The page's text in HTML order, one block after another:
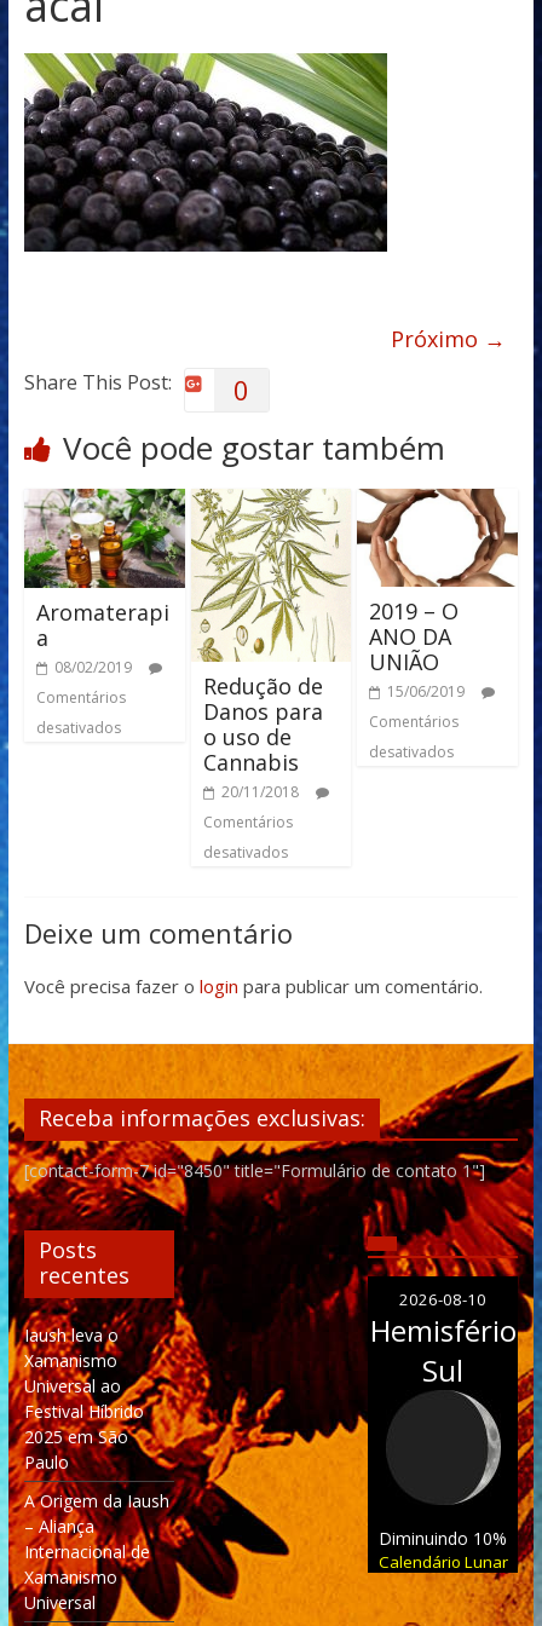
Próximo →
Share This Post: 0
Você pode gostar também
Aromaterapi
a
08/02/2019
Comentários
desativados
Redução de
Danos para
o uso de
Cannabis
20/11/2018
Comentários
desativados
2019 – O
ANO DA
UNIÃO
15/06/2019
Comentários
desativados
Deixe um comentário
Você precisa fazer o login para publicar um comentário.
Receba informações exclusivas:
[contact-form-7 id="8450" title="Formulário de contato 1"]
Posts
recentes
Iaush leva o
Xamanismo
Universal ao
Festival Híbrido
2025 em São
Paulo
A Origem da Iaush
– Aliança
Internacional de
Xamanismo
Universal
2026-08-10
Hemisfério
Sul
Diminuindo 10%
Calendário Lunar